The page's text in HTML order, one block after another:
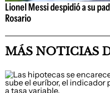
Lionel Messi despidió a su
Rosario
MÁS NOTICIAS